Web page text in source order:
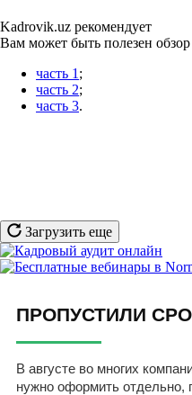
Kadrovik.uz рекомендует
Вам может быть полезен
часть 1 ;
часть 2;
часть 3.
Загрузить еще
ПРОПУСТИЛИ
В августе во многих
нужно оформить отдельно,